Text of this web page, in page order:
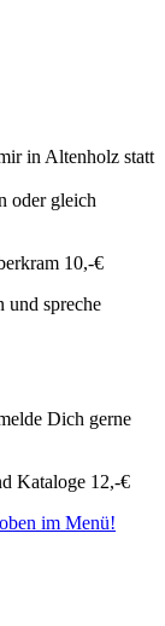
in Altenholz statt
oder gleich
10,-€
und spreche
Dich gerne
Kataloge 12,-€
oben im Menü!